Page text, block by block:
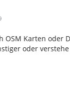
OSM Karten oder
oder